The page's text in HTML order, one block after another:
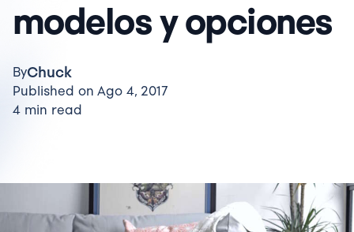
modelos y opciones
ByChuck
Published on Ago 4, 2017
4 min read